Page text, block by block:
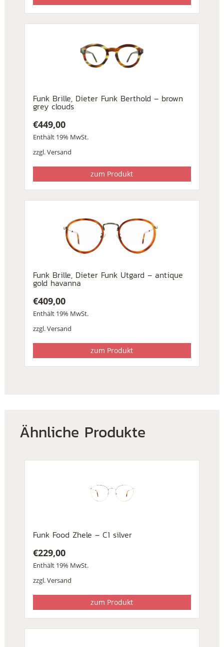
Funk Brille, Dieter Funk Berthold – brown
grey clouds
€449,00
Enthält 19% MwSt.
zzgl.Versand
zum Produkt
Funk Brille, Dieter Funk Utgard – antique
gold havanna
€409,00
Enthält 19% MwSt.
zzgl.Versand
zum Produkt
Ähnliche Produkte
Funk Food Zhele – C1 silver
€229,00
Enthält 19% MwSt.
zzgl.Versand
zum Produkt